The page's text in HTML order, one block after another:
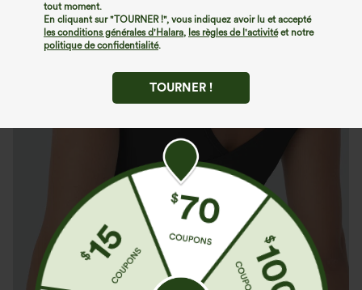
tout moment.
En cliquant sur "TOURNER !", vous indiquez avoir lu et accepté
les conditions générales d'Halara, les règles de l'activitéet notre
politique de confidentialité.
TOURNER !